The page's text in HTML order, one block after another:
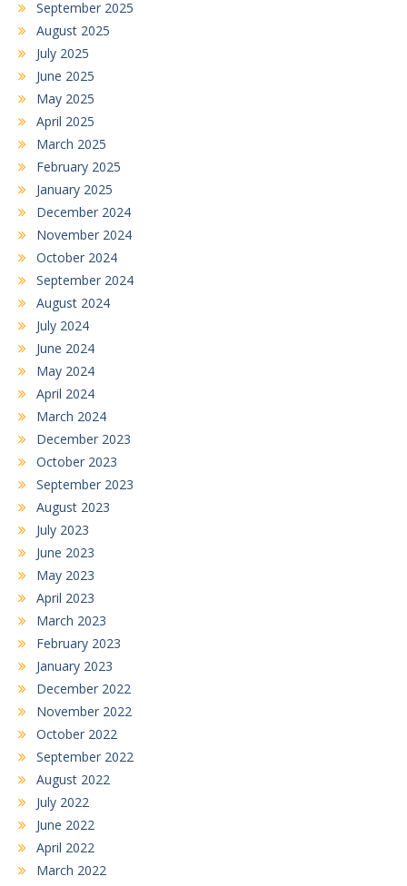
September 2025
August 2025
July 2025
June 2025
May 2025
April 2025
March 2025
February 2025
January 2025
December 2024
November 2024
October 2024
September 2024
August 2024
July 2024
June 2024
May 2024
April 2024
March 2024
December 2023
October 2023
September 2023
August 2023
July 2023
June 2023
May 2023
April 2023
March 2023
February 2023
January 2023
December 2022
November 2022
October 2022
September 2022
August 2022
July 2022
June 2022
April 2022
March 2022